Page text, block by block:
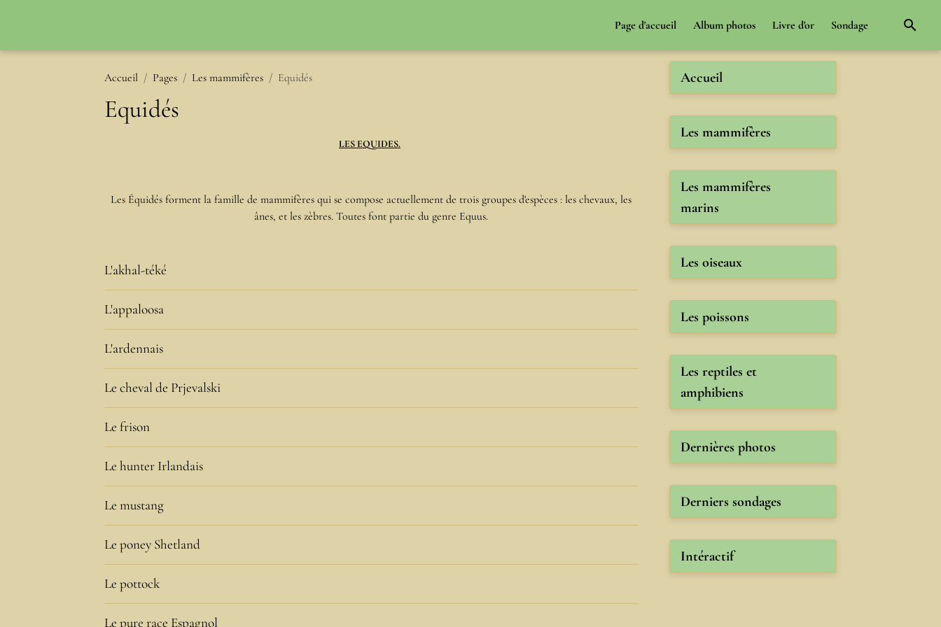
Page d'accueil Album photos Livre d'or Sondage
Accueil Pages Les mammifères Equidés
Equidés
LES EQUIDES.
Les Équidés forment la famille de mammifères qui se compose actuellement de trois groupes d'espèces : les chevaux, les
ânes, et les zèbres. Toutes font partie du genre Equus.
L'akhal-téké
L'appaloosa
L'ardennais
Le cheval de Prjevalski
Le frison
Le hunter Irlandais
Le mustang
Le poney Shetland
Le pottock
Le pure race Espagnol
Accueil
Les mammifères
Les mammifères
marins
Les oiseaux
Les poissons
Les reptiles et
amphibiens
Dernières photos
Derniers sondages
Intéractif